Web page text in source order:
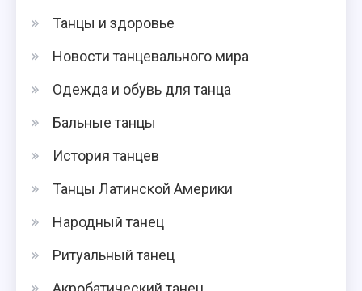
Танцы и здоровье
Новости танцевального мира
Одежда и обувь для танца
Бальные танцы
История танцев
Танцы Латинской Америки
Народный танец
Ритуальный танец